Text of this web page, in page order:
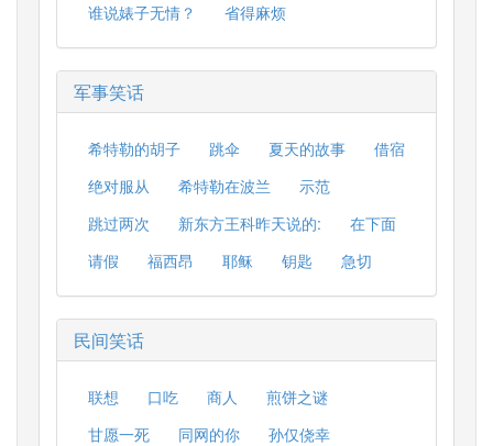
谁说婊子无情？
省得麻烦
军事笑话
希特勒的胡子 跳伞 夏天的故事
借宿
绝对服从
希特勒在波兰
示范
跳过两次
新东方王科昨天说的:
在下面
请假
福西昂 耶稣 钥匙 急切
民间笑话
联想 口吃 商人
煎饼之谜
甘愿一死
同网的你
孙仅侥幸